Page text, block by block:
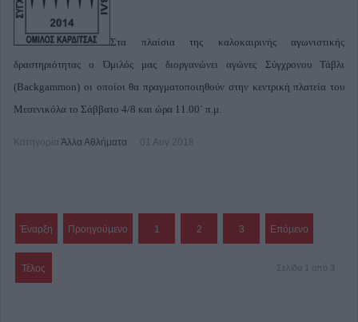
Στα πλαίσια της καλοκαιρινής αγωνιστικής
δραστηριότητας ο Όμιλός μας διοργανώνει αγώνες Σύγχρονου Τάβλι
(Backgammon) οι οποίοι θα πραγματοποιηθούν στην κεντρική πλατεία του
Μεσενικόλα το Σάββατο 4/8 και ώρα 11.00΄ π.μ.
Κατηγορία Άλλα Αθλήματα 01 Αυγ 2018
Έναρξη Προηγούμενο 1 2 3 Επόμενο
Τέλος Σελίδα 1 από 3